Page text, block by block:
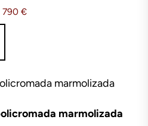
790 €
marmolizada